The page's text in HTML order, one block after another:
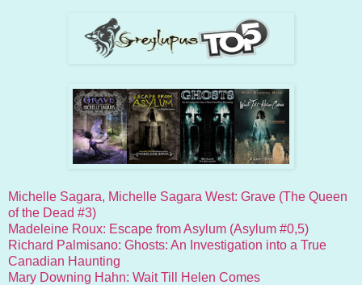
Michelle Sagara, Michelle Sagara West: Grave (The Queen
of the Dead #3)
Madeleine Roux: Escape from Asylum (Asylum #0,5)
Richard Palmisano: Ghosts: An Investigation into a True
Canadian Haunting
Mary Downing Hahn: Wait Till Helen Comes